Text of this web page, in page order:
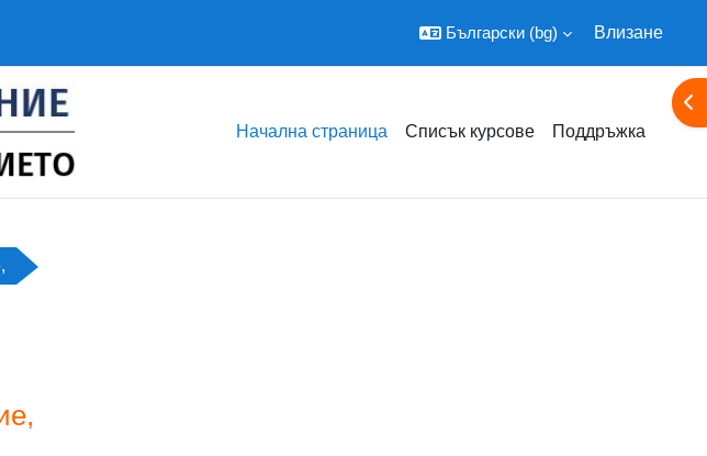
Български ‎(bg)‎ Влизане
Начална страница Списък курсове Поддръжка